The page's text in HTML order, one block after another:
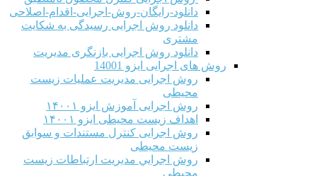
دانلود-رایگان-روش-اجرایی-اقدام-اصلاحی
دانلود روش اجرایی رسیدگی به شکایت
مشتری
دانلود روش اجرایی بازنگری مدیریت
روش های اجرایی ایزو 14001
روش اجرایی مدیریت عملیات زیست
محیطی
روش اجرایی آموزش ایزو ۱۴۰۰۱
اهداف زیست محیطی ایزو ۱۴۰۰۱
روش اجرایی کنترل مستندات و سوابق
زیست محیطی
روش اجرايي مدیریت ارتباطات زیست
محیطی